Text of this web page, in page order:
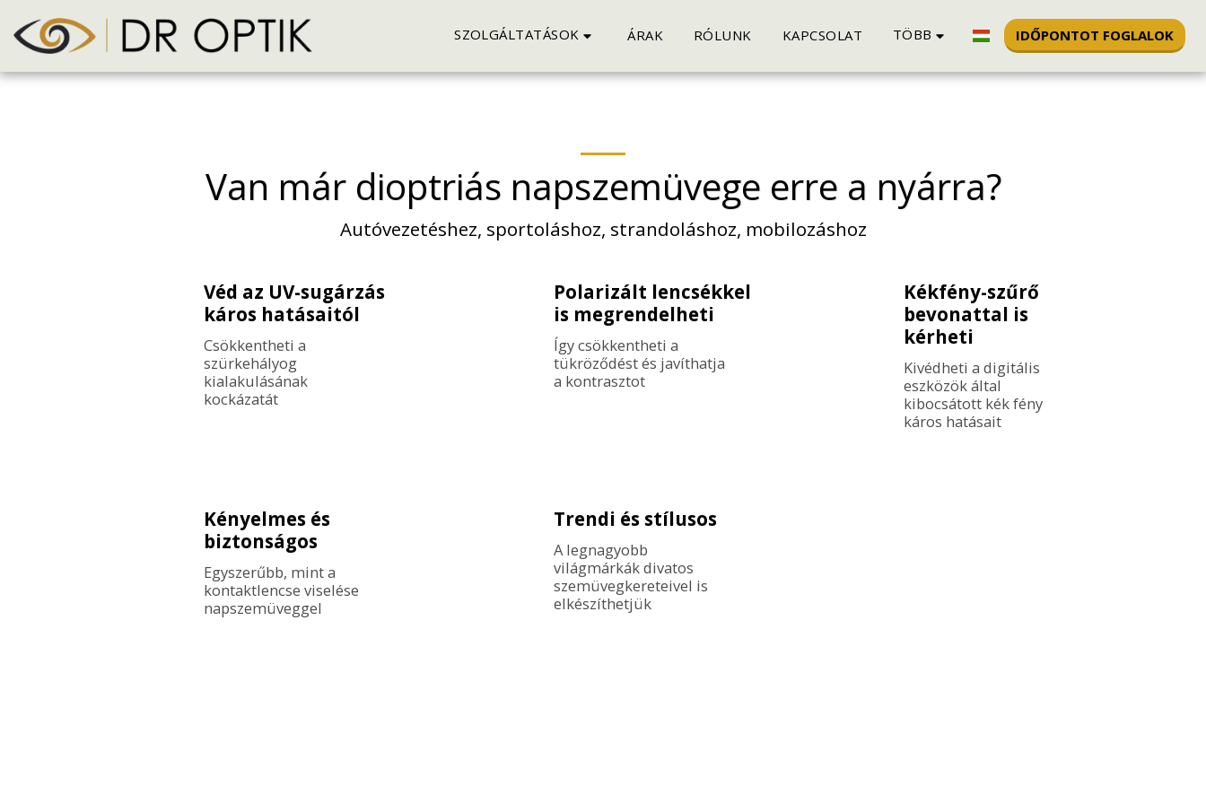
SZOLGÁLTATÁSOK ÁRAK RÓLUNK KAPCSOLAT TÖBB IDŐPONTOT FOGLALOK
Van már dioptriás napszemüvege erre a nyárra?
Autóvezetéshez, sportoláshoz, strandoláshoz, mobilozáshoz
Véd az UV-sugárzás
káros hatásaitól
Csökkentheti a
szürkehályog
kialakulásának
kockázatát
Polarizált lencsékkel
is megrendelheti
Így csökkentheti a
tükröződést és javíthatja
a kontrasztot
Kékfény-szűrő
bevonattal is
kérheti
Kivédheti a digitális
eszközök által
kibocsátott kék fény
káros hatásait
Kényelmes és
biztonságos
Egyszerűbb, mint a
kontaktlencse viselése
napszemüveggel
Trendi és stílusos
A legnagyobb
világmárkák divatos
szemüvegkereteivel is
elkészíthetjük